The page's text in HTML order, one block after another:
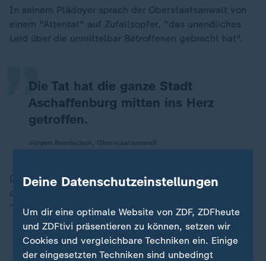
In seinem Plädoyer sprach der Oberstaatsanwalt von
einem "Attentat" auf Zufallsopfer, "das unendliches
Leid über die unmittelbar Betroffenen gebracht hat".
Die Tat hat die ganze Stadt
Aschaffenburg mitten ins Herz
getroffen.
„
Der Angriff sei von "unglaublicher Brutalität und
absolutem Vernichtungswillen" geprägt gewesen.
"Dem Beschuldigten ging es rein um die Kinder."
Verteidiger im Aschaffenburg-Prozess: "Tat eines
Wahnsinnigen"
Deine Datenschutzeinstellungen
Um dir eine optimale Website von ZDF, ZDFheute
und ZDFtivi präsentieren zu können, setzen wir
Cookies und vergleichbare Techniken ein. Einige
der eingesetzten Techniken sind unbedingt